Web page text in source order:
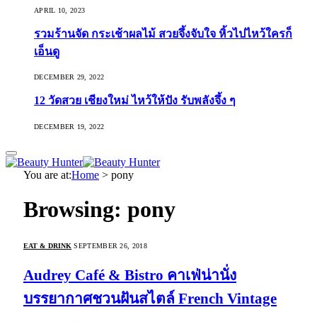
APRIL 10, 2023
รวมร้านจัด กระเช้าผลไม้ สวยจึ้งจับใจ หิ้วไปไหว้ใครก็
เอ็นดู
DECEMBER 29, 2022
12 วัดสวย เชียงใหม่ ไหว้ให้ปัง รับพลังจึ้ง ๆ
DECEMBER 19, 2022
You are at:Home > pony
Browsing: pony
EAT & DRINK SEPTEMBER 26, 2018
Audrey Café & Bistro คาเฟ่น่านั่ง
บรรยากาศชวนฝันสไตล์ French Vintage